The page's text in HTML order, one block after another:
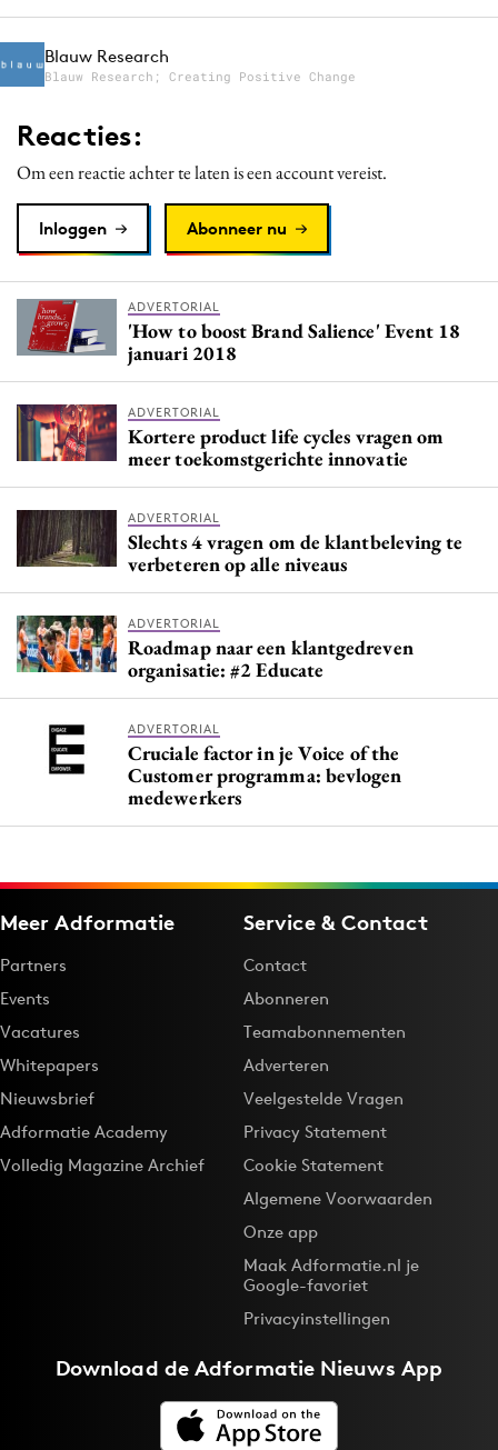
Blauw Research
Blauw Research; Creating Positive Change
Reacties:
Om een reactie achter te laten is een account vereist.
Inloggen Abonneer nu
ADVERTORIAL
'How to boost Brand Salience' Event 18
januari 2018
ADVERTORIAL
Kortere product life cycles vragen om
meer toekomstgerichte innovatie
ADVERTORIAL
Slechts 4 vragen om de klantbeleving te
verbeteren op alle niveaus
ADVERTORIAL
Roadmap naar een klantgedreven
organisatie: #2 Educate
ADVERTORIAL
Cruciale factor in je Voice of the
Customer programma: bevlogen
medewerkers
Meer Adformatie
Partners
Events
Vacatures
Whitepapers
Nieuwsbrief
Adformatie Academy
Volledig Magazine Archief
Service & Contact
Contact
Abonneren
Teamabonnementen
Adverteren
Veelgestelde Vragen
Privacy Statement
Cookie Statement
Algemene Voorwaarden
Onze app
Maak Adformatie.nl je
Google-favoriet
Privacyinstellingen
Download deAdformatie Nieuws App